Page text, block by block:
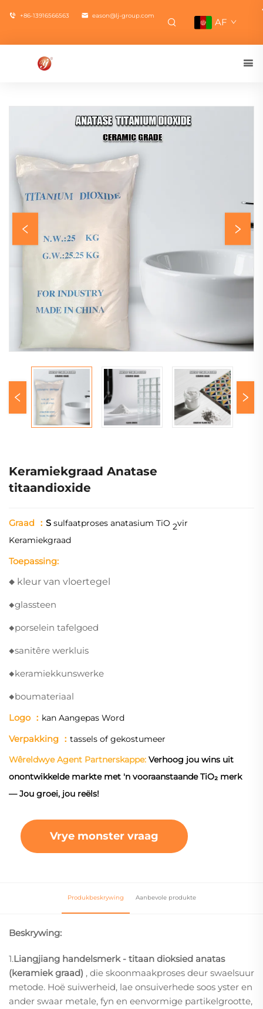
+86-13916566563 eason@lj-group.com
AF
Keramiekgraad Anatase
titaandioxide
Graad ： S sulfaatproses anatasium TiO 2vir
Keramiekgraad
Toepassing:
◆ kleur van vloertegel
◆glassteen
◆porselein tafelgoed
◆sanitêre werkluis
◆keramiekkunswerke
◆boumateriaal
Logo ： kan Aangepas Word
Verpakking ： tassels of gekostumeer
Wêreldwye Agent Partnerskappe: Verhoog jou wins uit
onontwikkelde markte met 'n vooraanstaande TiO₂ merk
— Jou groei, jou reëls!
Vrye monster vraag
Produkbeskrywing Aanbevole produkte
Beskrywing:
1.Liangjiang handelsmerk - titaan dioksied anatas
(keramiek graad) , die skoonmaakproses deur swaelsuur
metode. Hoë suiwerheid, lae onsuiverhede soos yster en
ander swaar metale, fyn en eenvormige partikelgrootte,